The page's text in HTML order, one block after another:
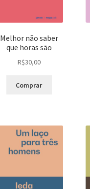
Melhor não saber
que horas são
R$30,00
Comprar